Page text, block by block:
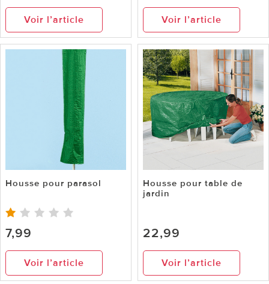
Voir l’article Voir l’article
Housse pour parasol
7,99
Voir l’article
Housse pour table de
jardin
22,99
Voir l’article